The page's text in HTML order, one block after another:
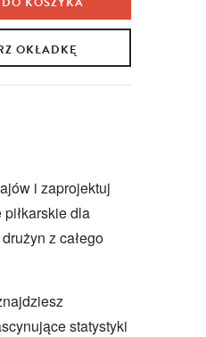
OKŁADKĘ
i zaprojektuj
dla
z całego
statystyki